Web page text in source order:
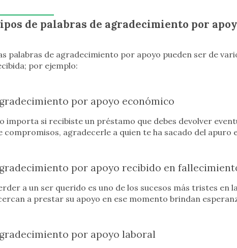
de palabras de agradecimiento por
palabras de agradecimiento por apoyo pueden ser de
por ejemplo:
por apoyo económico
importa si recibiste un préstamo que debes devolver
compromisos, agradecerle a quien te ha sacado del apuro
por apoyo recibido en
a un ser querido es uno de los sucesos más tristes en
a prestar su apoyo en ese momento brindan
por apoyo laboral